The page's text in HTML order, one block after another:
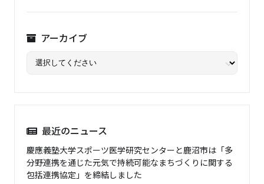
アーカイブ
最近のニュース
慶應義塾大学スポーツ医学研究センターと鹿沼市は「多
分野連携を通じた元気で持続可能なまちづくりに関する
包括連携協定」を締結しました